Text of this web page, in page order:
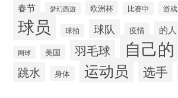
春节 梦幻西游 欧洲杯 比赛中 游戏
球员 球拍 球队 疫情 的人
网球 美国 羽毛球 自己的
跳水 身体 运动员 选手